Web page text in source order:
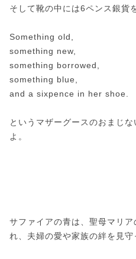
そして靴の中には6ペンス銀貨
Something old,
something new,
something borrowed,
something blue,
and a sixpence in her shoe.
というマザーグースのおまじ
よ。
サファイアの青は、聖母マリ
れ、夫婦の愛や家族の絆を見守